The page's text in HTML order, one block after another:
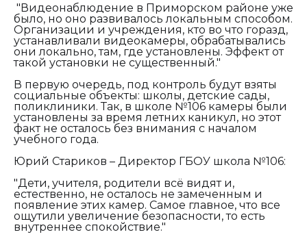
"Видеонаблюдение в Приморском районе уже
было, но оно развивалось локальным способом.
Организации и учреждения, кто во что горазд,
устанавливали видеокамеры, обрабатывались
они локально, там, где установлены. Эффект от
такой установки не существенный."
В первую очередь, под контроль будут взяты
социальные объекты: школы, детские сады,
поликлиники. Так, в школе №106 камеры были
установлены за время летних каникул, но этот
факт не осталось без внимания с началом
учебного года.
Юрий Стариков – Директор ГБОУ школа №106:
"Дети, учителя, родители всё видят и,
естественно, не осталось не замеченным и
появление этих камер. Самое главное, что все
ощутили увеличение безопасности, то есть
внутреннее спокойствие."